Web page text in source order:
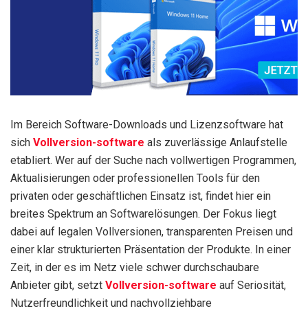
Im Bereich Software-Downloads und Lizenzsoftware hat
sich Vollversion-software als zuverlässige Anlaufstelle
etabliert. Wer auf der Suche nach vollwertigen Programmen,
Aktualisierungen oder professionellen Tools für den
privaten oder geschäftlichen Einsatz ist, findet hier ein
breites Spektrum an Softwarelösungen. Der Fokus liegt
dabei auf legalen Vollversionen, transparenten Preisen und
einer klar strukturierten Präsentation der Produkte. In einer
Zeit, in der es im Netz viele schwer durchschaubare
Anbieter gibt, setzt Vollversion-software auf Seriosität,
Nutzerfreundlichkeit und nachvollziehbare